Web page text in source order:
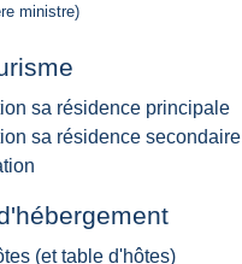
ministre)
sa résidence principale
sa résidence secondaire
(et table d'hôtes)